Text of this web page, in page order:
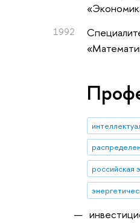
1992
российская